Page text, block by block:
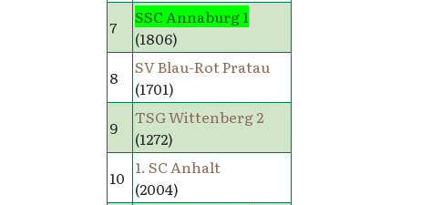
7
SSC Annaburg 1
(1806)
8
SV Blau-Rot Pratau
(1701)
9
TSG Wittenberg 2
(1272)
10 1. SC Anhalt
(2004)